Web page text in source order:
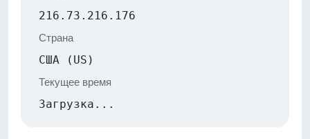
216.73.216.176
Страна
США (US)
Текущее время
Загрузка...